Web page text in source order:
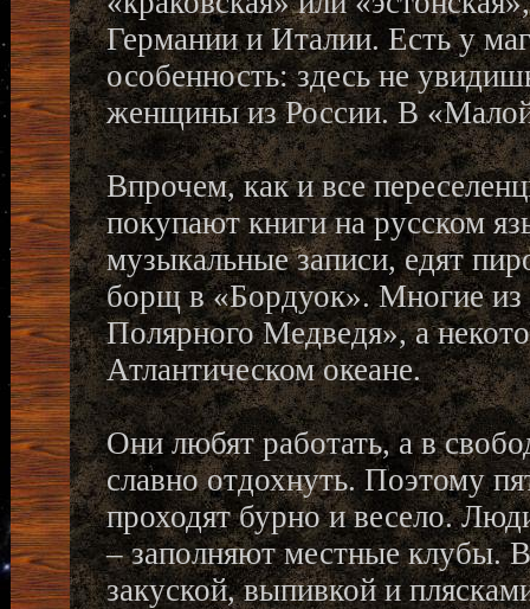
Германии и Италии. Есть у
особенность: здесь не
женщины из России. В
Впрочем, как и все
покупают книги на русском
музыкальные записи, едят
борщ в «Бордуок». Многие из
Полярного Медведя», а
Атлантическом океане.
Они любят работать, а в
славно отдохнуть. Поэтому
проходят бурно и весело.
– заполняют местные клубы.
закуской, выпивкой и